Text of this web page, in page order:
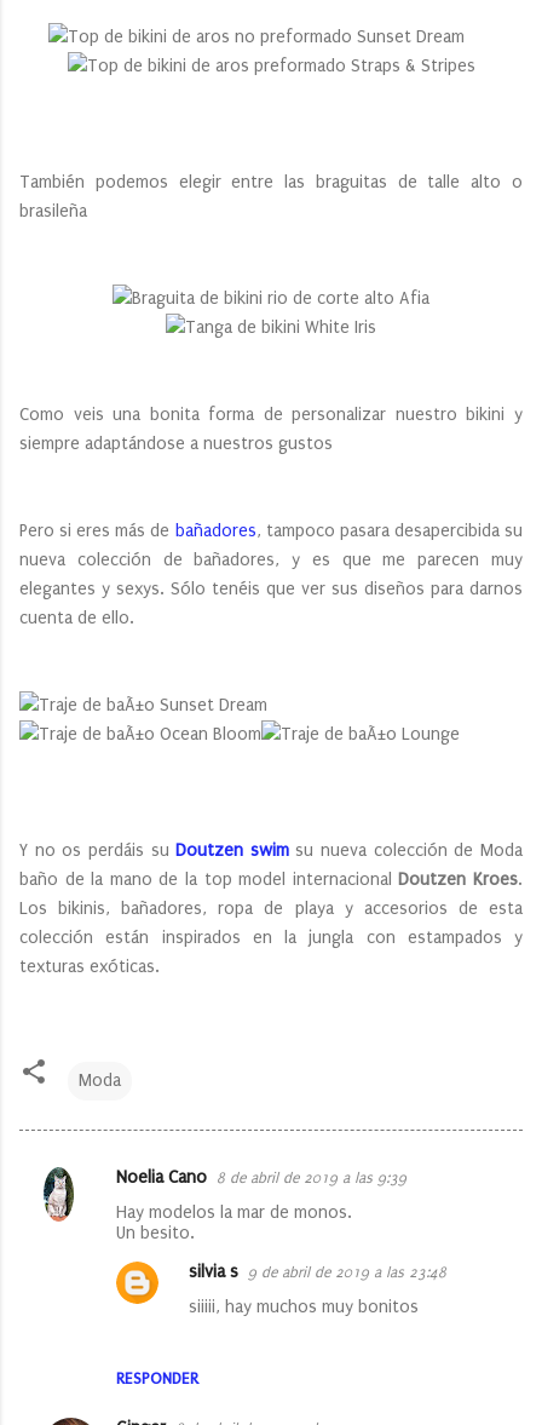
También podemos elegir entre las braguitas de talle alto o
brasileña
Como veis una bonita forma de personalizar nuestro bikini y
siempre adaptándose a nuestros gustos
Pero si eres más de bañadores, tampoco pasara desapercibida su
nueva colección de bañadores, y es que me parecen muy
elegantes y sexys. Sólo tenéis que ver sus diseños para darnos
cuenta de ello.
Y no os perdáis su Doutzen swimsu nueva colección de Moda
baño de la mano de la top model internacional Doutzen Kroes.
Los bikinis, bañadores, ropa de playa y accesorios de esta
colección están inspirados en la jungla con estampados y
texturas exóticas.
Moda
C
o
Noelia Cano 8 de abril de 2019 a las 9:39
Hay modelos la mar de monos.
Un besito.
RESPONDER
silvia s 9 de abril de 2019 a las 23:48
siiiii, hay muchos muy bonitos